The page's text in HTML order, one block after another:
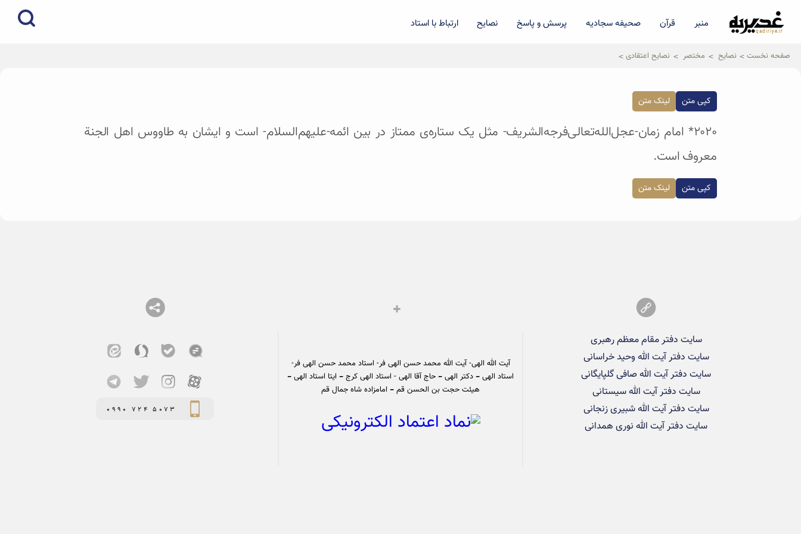
qadiriye.ir
نشریه ی غدیریه-بیانات استاد
منبر قرآن صحیفه سجادیه پرسش و پاسخ نصایح ارتباط با استاد
صفحه نخست نصایح مختصر نصایح اعتقادی
کپی متن لینک متن
٢٠٢٠* امام زمان-عجل‌الله‌تعالی‌فرجه‌الشریف- مثل یک ستاره‌ی ممتاز در بین ائمه-علیهم‌السلام- است و ایشان به طاووس اهل الجنة
معروف است.
کپی متن لینک متن
سایت دفتر مقام معظم رهبری
سایت دفتر آیت الله وحید خراسانی
سایت دفتر آیت الله صافی گلپایگانی
سایت دفتر آیت الله سیستانی
سایت دفتر آیت الله شبیری زنجانی
سایت دفتر آیت الله نوری همدانی
آیت الله الهی- آیت الله محمد حسن الهی فر- استاد محمد حسن الهی فر-
استاد الهی – دکتر الهی – حاج آقا الهی - استاد الهی کرج – ایتا استاد الهی –
هیئت حجت بن الحسن قم – امامزاده شاه جمال قم
0990 724 5073